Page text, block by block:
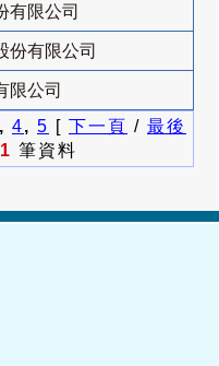
有限公司
份有限公司
限公司
, 4, 5 [ 下一頁 / 最後
筆資料